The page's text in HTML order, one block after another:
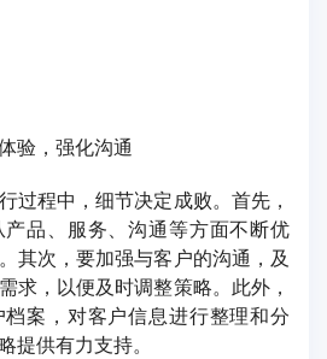
验，强化沟通
过程中，细节决定成败。首先，
品、服务、沟通等方面不断优
其次，要加强与客户的沟通，及
求，以便及时调整策略。此外，
案，对客户信息进行整理和分
提供有力支持。